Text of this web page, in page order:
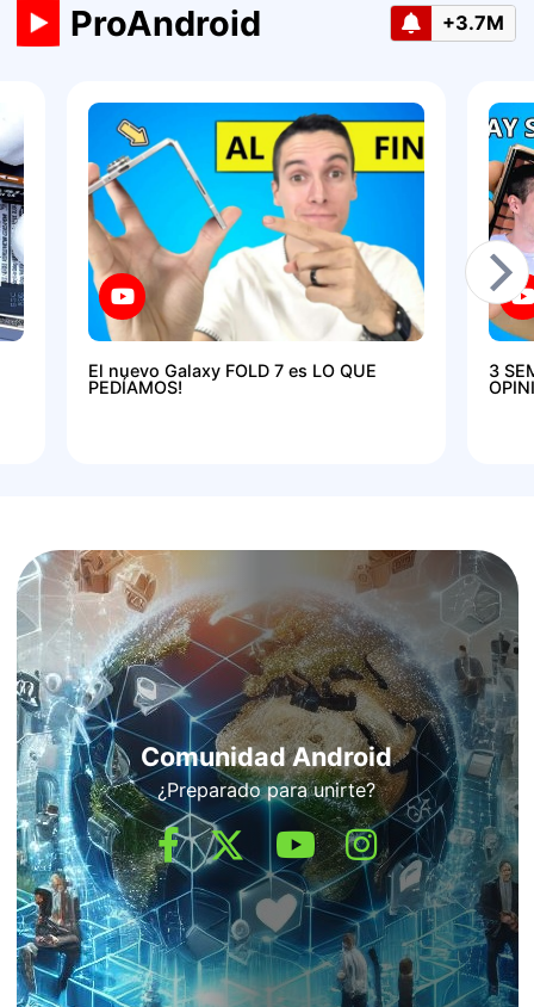
ProAndroid +3.7M
El nuevo Galaxy FOLD 7 es LO QUE
PEDÍAMOS!
3
Comunidad Android
¿Preparado para unirte?